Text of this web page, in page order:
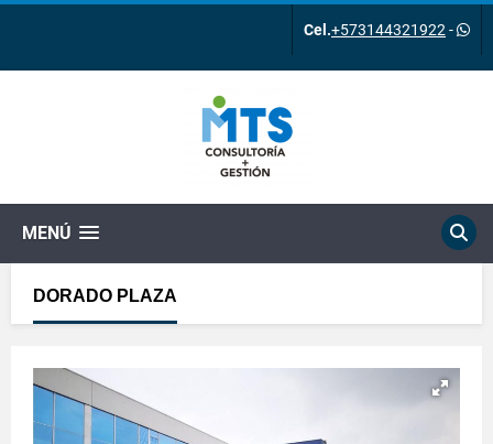
Cel.+573144321922 -
MENÚ
DORADO PLAZA